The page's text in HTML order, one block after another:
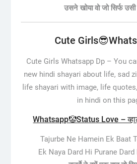
उसने खोया वो जो सिर्फ
Cute
Cute Girls Whatsapp Dp –You
new hindi shayari about life, sad
life shayari with image, life
in hindi on this
Whatsapp🤡Status Love –
Tajurbe Ne Hamein Ek Baat
Ek Naya Dard Hi Purane